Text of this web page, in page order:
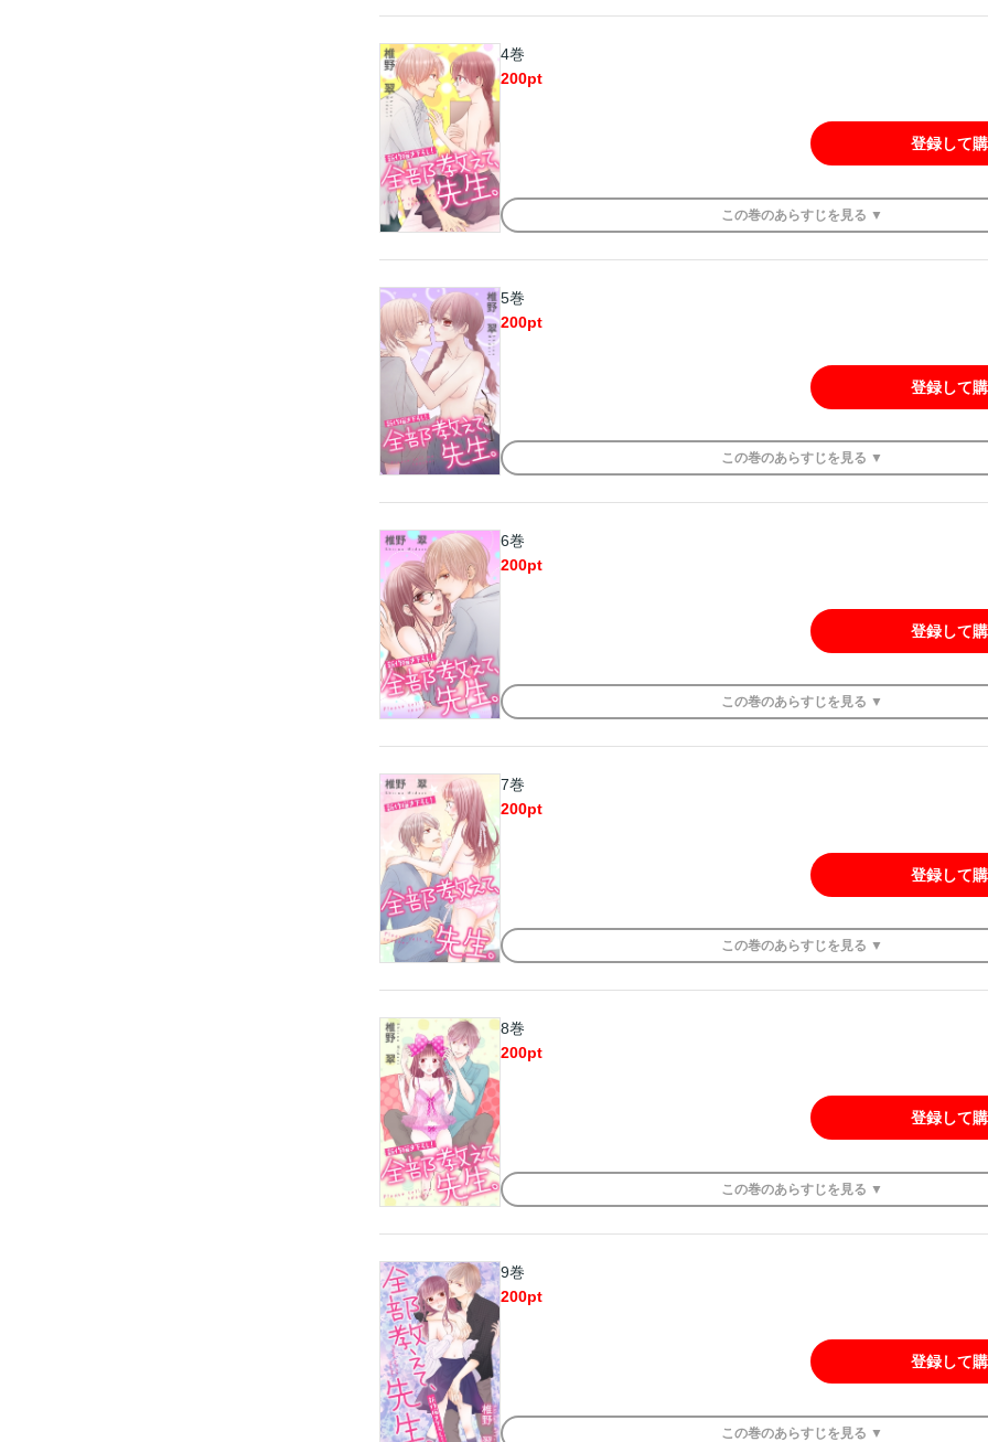
4巻
200pt
登録して
この巻のあらすじを 見る ▼
5巻
200pt
登録して
この巻のあらすじを 見る ▼
6巻
200pt
登録して
この巻のあらすじを 見る ▼
7巻
200pt
登録して
この巻のあらすじを 見る ▼
8巻
200pt
登録して
この巻のあらすじを 見る ▼
9巻
200pt
登録して
この巻のあらすじを 見る ▼